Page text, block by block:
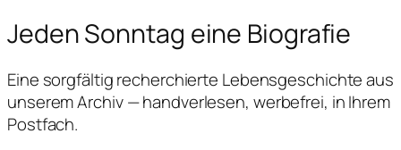
Jeden Sonntag eine Biografie
Eine sorgfältig recherchierte Lebensgeschichte aus
unserem Archiv — handverlesen, werbefrei, in Ihrem
Postfach.